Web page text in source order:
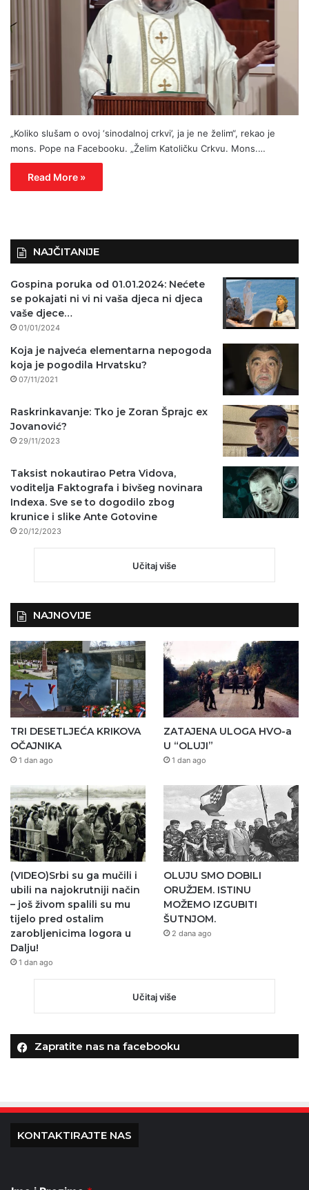
„Koliko slušam o ovoj ‘sinodalnoj crkvi’, ja je ne želim“, rekao je
mons. Pope na Facebooku. „Želim Katoličku Crkvu. Mons.…
Read More »
NAJČITANIJE
Gospina poruka od 01.01.2024: Nećete
se pokajati ni vi ni vaša djeca ni djeca
vaše djece…
01/01/2024
Koja je najveća elementarna nepogoda
koja je pogodila Hrvatsku?
07/11/2021
Raskrinkavanje: Tko je Zoran Šprajc ex
Jovanović?
29/11/2023
Taksist nokautirao Petra Vidova,
voditelja Faktografa i bivšeg novinara
Indexa. Sve se to dogodilo zbog
krunice i slike Ante Gotovine
20/12/2023
Učitaj više
NAJNOVIJE
TRI DESETLJEĆA KRIKOVA
OČAJNIKA
1 dan ago
ZATAJENA ULOGA HVO-a
U “OLUJI”
1 dan ago
(VIDEO)Srbi su ga mučili i
ubili na najokrutniji način
– još živom spalili su mu
tijelo pred ostalim
zarobljenicima logora u
Dalju!
1 dan ago
OLUJU SMO DOBILI
ORUŽJEM. ISTINU
MOŽEMO IZGUBITI
ŠUTNJOM.
2 dana ago
Učitaj više
Zapratite nas na facebooku
KONTAKTIRAJTE NAS